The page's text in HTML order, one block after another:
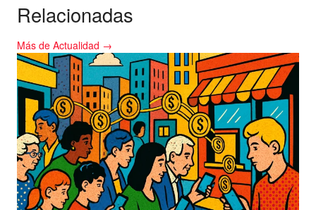
Relacionadas
Más de Actualidad →